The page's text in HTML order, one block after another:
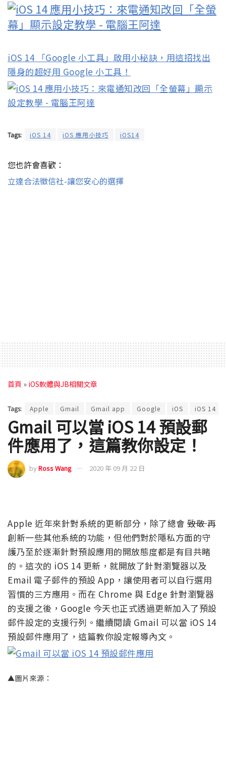
iOS 14 「Google 小工具」啟用小秘訣，用這招找出
隱身的超好用 Google 小工具！
Tags: iOS 14 iOS 應用小技巧 iOS14
您也許會喜歡：
立達合法徵信社-讓您安心的選擇
首頁 » iOS軟體與JB相關文章
Tags: Apple Gmail Gmail app Google iOS iOS 14
Gmail 可以當 iOS 14 預設郵
件應用了，這篇教你設定！
byRoss Wang 2020 年 09 月 22 日
Apple 近年來針對系統的更新部分，除了總會 致敬再
創新一些其他系統的功能，但他們對於隱私方面的守
護乃至於逐漸針對預設應用的開放態度都是有目共睹
的。這次的 iOS 14 更新，就開放了針對瀏覽器以及
Email 電子郵件的預設 App，讓使用者可以自行選用
習慣的三方應用。而在 Chrome 與 Edge 針對瀏覽器
的支援之後，Google 今天也正式透過更新加入了預設
郵件設定的支援行列。繼續閱讀 Gmail 可以當 iOS 14
預設郵件應用了，這篇教你設定報導內文。
▲圖片來源：